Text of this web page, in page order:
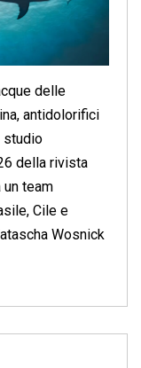
delle
antidolorifici
studio
della rivista
team
Cile e
Wosnick